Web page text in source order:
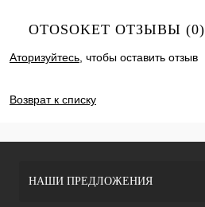
OTOSOKET ОТЗЫВЫ (0)
Аторизуйтесь , чтобы оставить отзыв
Возврат к списку
НАШИ ПРЕДЛОЖЕНИЯ